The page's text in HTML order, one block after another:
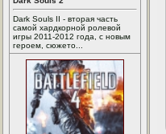
Dark Souls II - вторая часть
самой хардкорной ролевой
игры 2011-2012 года, с новым
героем, сюжето...